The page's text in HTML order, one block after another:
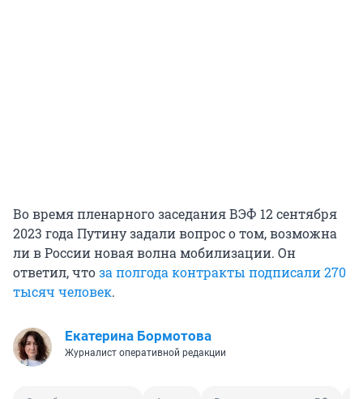
Во время пленарного заседания ВЭФ 12 сентября
2023 года Путину задали вопрос о том, возможна
ли в России новая волна мобилизации. Он
ответил, чтоза полгода контракты подписали 270
тысяч человек.
Екатерина Бормотова
Журналист оперативной редакции